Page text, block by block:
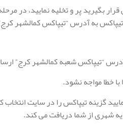
بررسی قرار بگیرید پر و تخلیه نمایید،
به آدرس “تیپاکس کمالشهر کرج”
خطا مواجه نشود.
گزینه تیپاکس را در سایت
شهری از شما دریافت می کند.